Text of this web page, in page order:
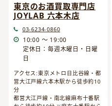
東京のお酒買取専門店
JOYLAB 六本木店
03-6234-0860
10:00 ～ 19:00
定休日：毎週木曜日・日曜
日
アクセス:東京メトロ日比谷線・都
営大江戸線六本木駅から徒歩約10
分
都営大江戸線・南北線麻布十番駅